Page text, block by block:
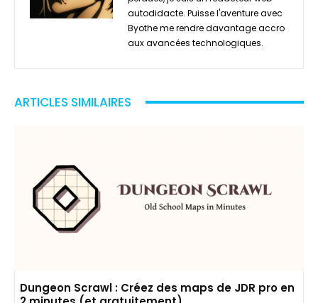
autodidacte. Puisse l'aventure avec
Byothe me rendre davantage accro
aux avancées technologiques.
ARTICLES SIMILAIRES
Dungeon Scrawl : Créez des maps de JDR pro en